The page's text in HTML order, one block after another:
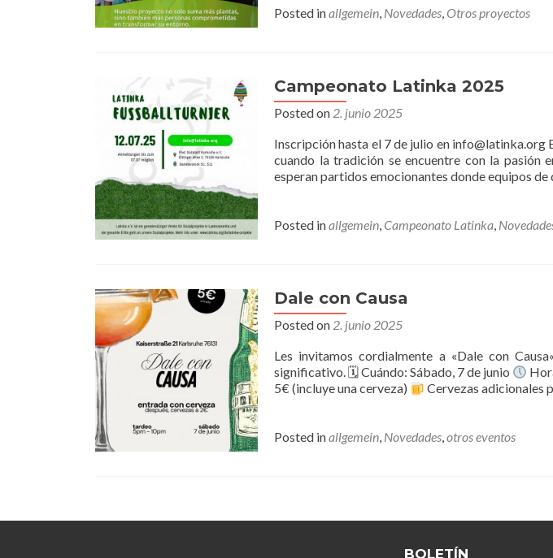
Posted inallgemein, Novedades, Otros proyectos
Campeonato Latinka 2025
Posted on 2. junio 2025
Inscripción hasta el 7 de julio en
cuando la tradición se encuentre con la pasión
esperan partidos emocionantes donde equipos
Posted inallgemein, Campeonato Latinka,
Dale con Causa
Posted on 2. junio 2025
Les invitamos cordialmente a «Dale con
significativo. 🗓 Cuándo: Sábado, 7 de junio
5€ (incluye una cerveza)
Cervezas adicionales
Posted inallgemein, Novedades,otros eventos
Posts
BOLETÍN